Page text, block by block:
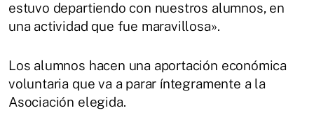
estuvo departiendo con nuestros alumnos, en
una actividad que fue maravillosa».
Los alumnos hacen una aportación económica
voluntaria que va a parar íntegramente a la
Asociación elegida.